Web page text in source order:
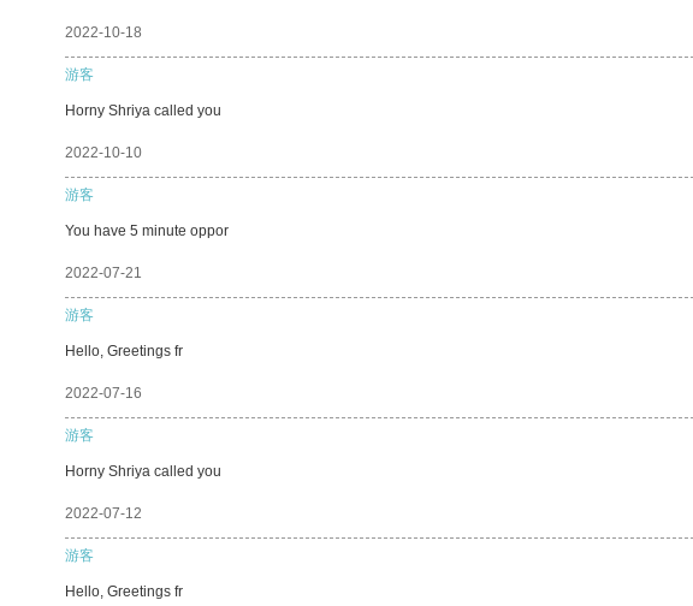
2022-10-18
游客
Horny Shriya called you
2022-10-10
游客
You have 5 minute oppor
2022-07-21
游客
Hello, Greetings fr
2022-07-16
游客
Horny Shriya called you
2022-07-12
游客
Hello, Greetings fr